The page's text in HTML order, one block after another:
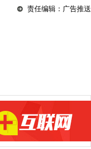
责任编辑：广告推送